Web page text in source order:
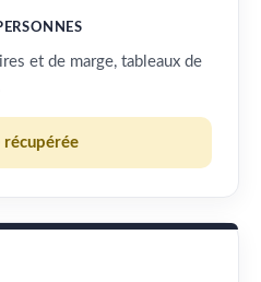
et de marge, tableaux de